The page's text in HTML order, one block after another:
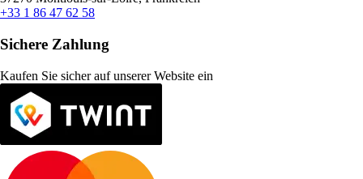
+33 1 86 47 62 58
Sichere Zahlung
Kaufen Sie sicher auf unserer Website ein